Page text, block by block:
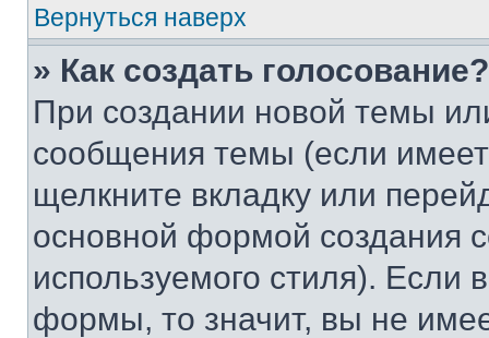
Вернуться наверх
» Как создать голосование?
При создании новой темы
сообщения темы (если
щелкните вкладку или
основной формой создания
используемого стиля). Если
формы, то значит, вы не